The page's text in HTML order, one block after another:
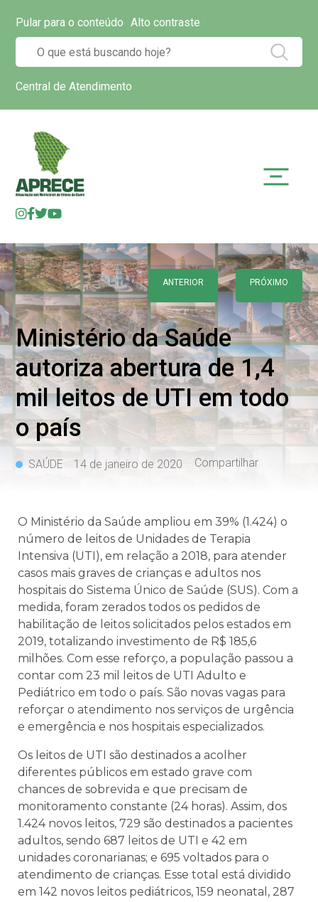
Pular para o conteúdo Alto contraste
Central de Atendimento
ANTERIOR PRÓXIMO
Ministério da Saúde
autoriza abertura de 1,4
mil leitos de UTI em todo
o país
SAÚDE 14 de janeiro de 2020 Compartilhar
O Ministério da Saúde ampliou em 39% (1.424) o
número de leitos de Unidades de Terapia
Intensiva (UTI), em relação a 2018, para atender
casos mais graves de crianças e adultos nos
hospitais do Sistema Único de Saúde (SUS). Com a
medida, foram zerados todos os pedidos de
habilitação de leitos solicitados pelos estados em
2019, totalizando investimento de R$ 185,6
milhões. Com esse reforço, a população passou a
contar com 23 mil leitos de UTI Adulto e
Pediátrico em todo o país. São novas vagas para
reforçar o atendimento nos serviços de urgência
e emergência e nos hospitais especializados.
Os leitos de UTI são destinados a acolher
diferentes públicos em estado grave com
chances de sobrevida e que precisam de
monitoramento constante (24 horas). Assim, dos
1.424 novos leitos, 729 são destinados a pacientes
adultos, sendo 687 leitos de UTI e 42 em
unidades coronarianas; e 695 voltados para o
atendimento de crianças. Esse total está dividido
em 142 novos leitos pediátricos, 159 neonatal, 287